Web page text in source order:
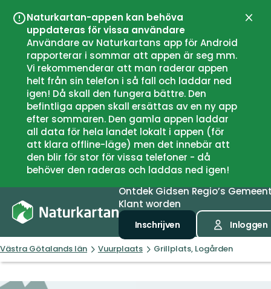
Naturkartan-appen kan behöva
uppdateras för vissa användare
Användare av Naturkartans app för Android
rapporterar i sommar att appen är seg mm.
Vi rekommenderar att man raderar appen
helt från sin telefon i så fall och laddar ned
igen! Då skall den fungera bättre. Den
befintliga appen skall ersättas av en ny app
efter sommaren. Den gamla appen laddar
all data för hela landet lokalt i appen (för
att klara offline-läge) men det innebär att
den blir för stor för vissa telefoner - då
behöver den raderas och laddas ned igen!
OntdekGidsenRegio’s
Klant worden
Inschrijven Inloggen
Västra Götalands län Vuurplaats Grillplats, Logården